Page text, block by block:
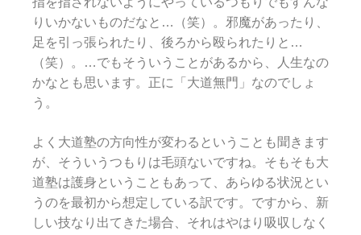
りいかないものだなと…（笑）。邪魔があったり、
足を引っ張られたり、後ろから殴られたりと…
（笑）。…でもそういうことがあるから、人生なの
かなとも思います。正に「大道無門」なのでしょ
う。
よく大道塾の方向性が変わるということも聞きます
が、そういうつもりは毛頭ないですね。そもそも大
道塾は護身ということもあって、あらゆる状況とい
うのを最初から想定している訳です。ですから、新
しい技なり出てきた場合、それはやはり吸収しなく